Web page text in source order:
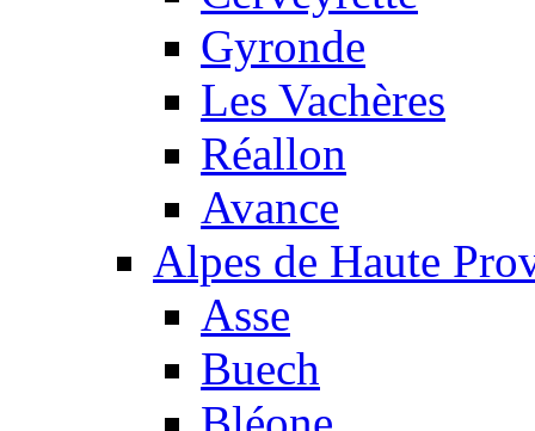
Gyronde
Les Vachères
Réallon
Avance
Alpes de Haute
Asse
Buech